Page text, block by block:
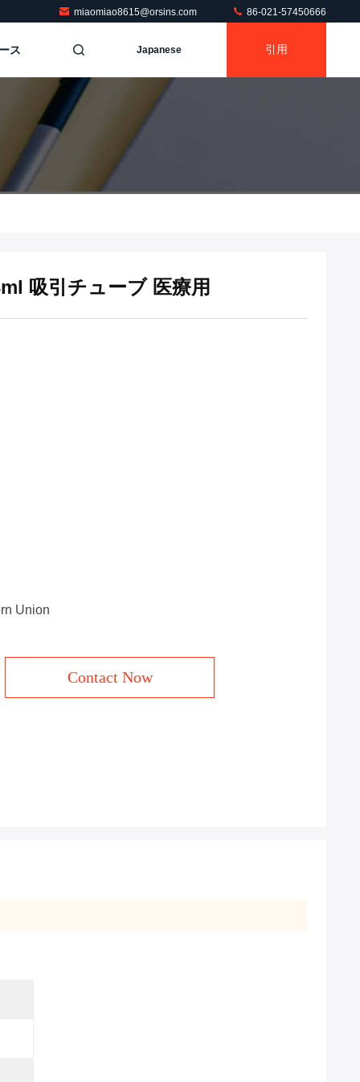
miaomiao8615@orsins.com 86-021-57450666
ス Japanese 引用
吸引チューブ 医療用
Union
Contact Now